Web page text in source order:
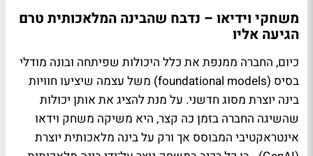
משחקי וידיאו – נדבח שהבינה המלאכותית טרם
הגיעה אליו
כיום, החברה ממנפת את כלל היכולות שפיתחה ובונה מודלי
בסיס (foundational models) משל עצמה שיציעו חוויות
בינה יוצרת מסוג חדשני. על מנת להציג את אותן יכולות
שהשיגה החברה בזמן כה קצר, היא משיקה משחק וידאו
אינטראקטיבי המבוסס אך ורק על בינה מלאכותית יוצרת